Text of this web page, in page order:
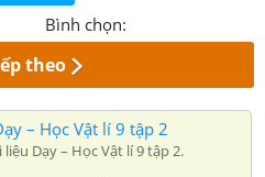
Bình chọn:
theo
– Học Vật lí 9 tập 2
Dạy – Học Vật lí 9 tập 2.